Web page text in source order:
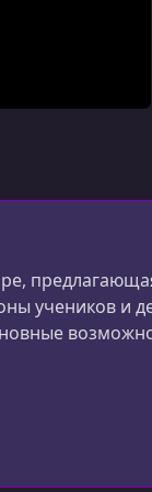
учеников и
и личной